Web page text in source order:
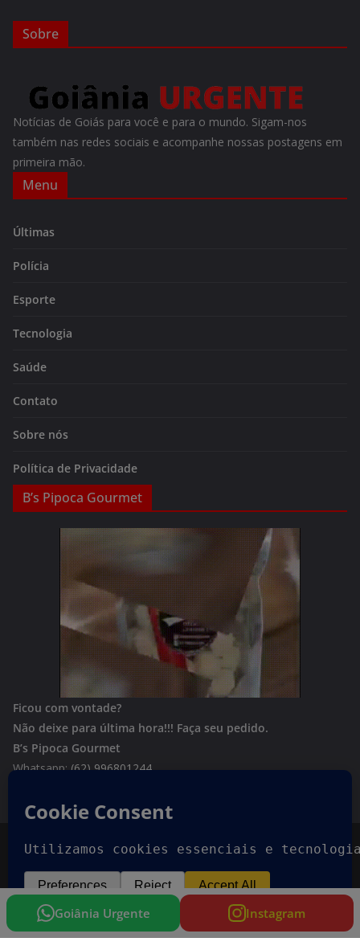
Sobre
Notícias de Goiás para você e para o mundo. Sigam-nos
também nas redes sociais e acompanhe nossas postagens em
primeira mão.
Menu
Últimas
Polícia
Esporte
Tecnologia
Saúde
Contato
Sobre nós
Política de Privacidade
B’s Pipoca Gourmet
Ficou com vontade?
Não deixe para última hora!!! Faça seu pedido.
B’s Pipoca Gourmet
Whatsapp:(62) 996801244
Copyright © 2026Goiania Urgente. Todos os direitos
reservados.
Tema:ColorMagpor ThemeGrill. Powered byWordPress
Goiânia Urgente Instagram